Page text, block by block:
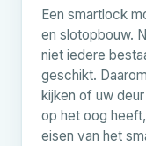
Een smartlock
en slotopbouw.
niet iedere
geschikt.
kijken of uw
op het oog
eisen van het